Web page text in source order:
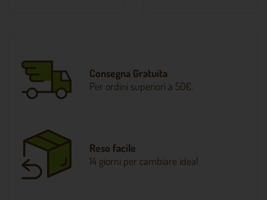
Consegna Gratuita
Per ordini superiori a 50€.
Reso facile
14 giorni per cambiare idea!